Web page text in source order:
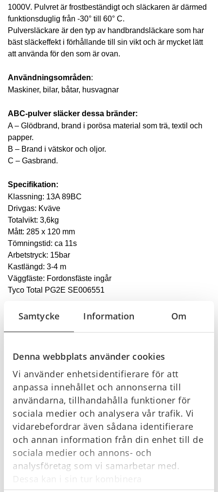
Samtycke Information Om
Denna webbplats använder cookies
Vi använder enhetsidentifierare för att
anpassa innehållet och annonserna till
användarna, tillhandahålla funktioner för
sociala medier och analysera vår trafik. Vi
vidarebefordrar även sådana identifierare
och annan information från din enhet till de
sociala medier och annons- och
analysföretag som vi samarbetar med.
Dessa kan i sin tur kombinera
1000V. Pulvret är frostbeständigt och släckaren är därmed
funktionsduglig från -30° till 60° C.
Pulversläckare är den typ av handbrandsläckare som har
bäst släckeffekt i förhållande till sin vikt och är mycket lätt
att använda för den som är ovan.
Användningsområden:
Maskiner, bilar, båtar, husvagnar
ABC-pulver släcker dessa bränder:
A – Glödbrand, brand i porösa material som trä, textil och
papper.
B – Brand i vätskor och oljor.
C – Gasbrand.
Specifikation:
Klassning: 13A 89BC
Drivgas: Kväve
Totalvikt: 3,6kg
Mått: 285 x 120 mm
Tömningstid: ca 11s
Arbetstryck: 15bar
Kastlängd: 3-4 m
Väggfäste: Fordonsfäste ingår
Tyco Total PG2E SE006551
Köpvillkor
Relaterade produkter
I lager I lager